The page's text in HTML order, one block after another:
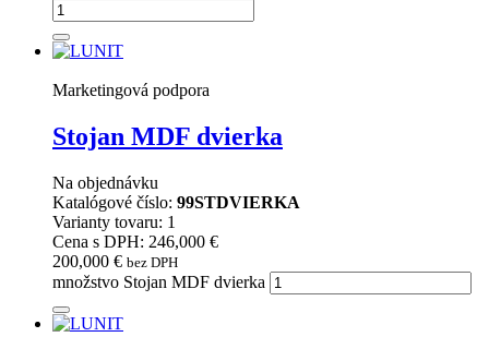
Marketingová podpora
Stojan MDF dvierka
Na objednávku
Katalógové číslo: 99STDVIERKA
Varianty tovaru: 1
Cena s DPH: 246,000 €
200,000 € bez DPH
množstvo Stojan MDF dvierka